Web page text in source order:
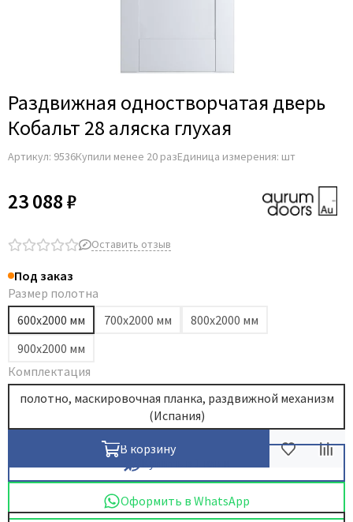
Раздвижная одностворчатая дверь
Кобальт 28 аляска глухая
Артикул: 9536Купили менее 20 разЕдиница измерения: шт
23 088 ₽
Оставить отзыв
Под заказ
Размер полотна
600х2000 мм
700х2000 мм
800х2000 мм
900х2000 мм
Комплектация
полотно, маскировочная планка, раздвижной механизм
(Испания)
В корзину
Оформить в WhatsApp